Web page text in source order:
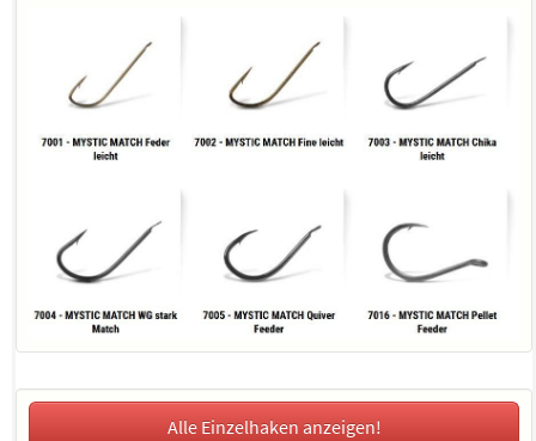
Alle Einzelhaken anzeigen!